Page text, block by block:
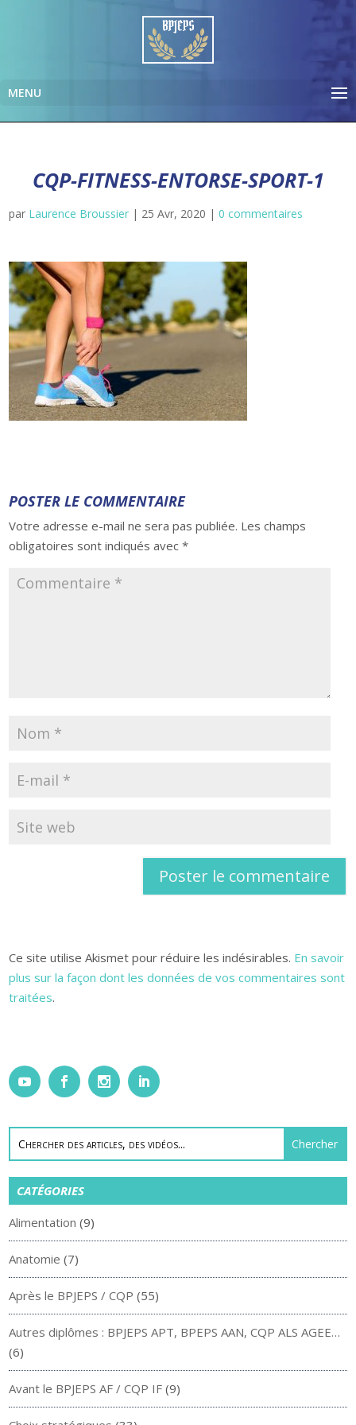
CQP-FITNESS-ENTORSE-SPORT-1
par Laurence Broussier | 25 Avr, 2020 |0 commentaires
POSTER LE COMMENTAIRE
Votre adresse e-mail ne sera pas publiée. Les champs
obligatoires sont indiqués avec*
Ce site utilise Akismet pour réduire les indésirables. En savoir
plus sur la façon dont les données de vos commentaires sont
traitées.
CATÉGORIES
Alimentation (9)
Anatomie (7)
Après le BPJEPS / CQP (55)
Autres diplômes : BPJEPS APT, BPEPS AAN, CQP ALS AGEE…
(6)
Avant le BPJEPS AF / CQP IF (9)